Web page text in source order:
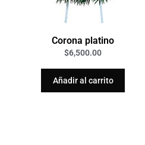
Corona platino
$6,500.00
Añadir al carrito